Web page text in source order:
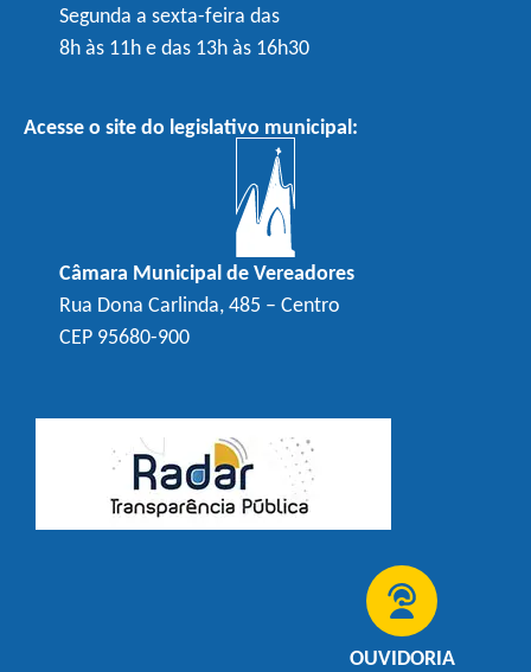
Segunda a sexta-feira das
8h às 11h e das 13h às 16h30
Acesse o site do legislativo municipal:
Câmara Municipal de Vereadores
Rua Dona Carlinda, 485 – Centro
CEP 95680-900
OUVIDORIA